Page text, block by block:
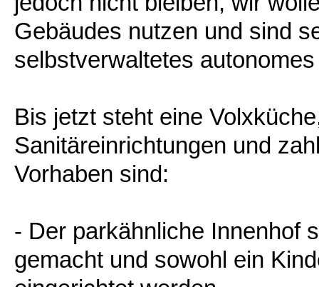
Gebäudes nutzen und sind
selbstverwaltetes
Bis jetzt steht eine
Sanitäreinrichtungen und
Vorhaben sind:
- Der parkähnliche Innenhof
gemacht und sowohl ein